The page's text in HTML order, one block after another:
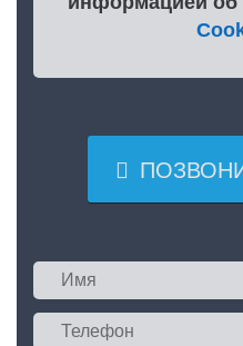
